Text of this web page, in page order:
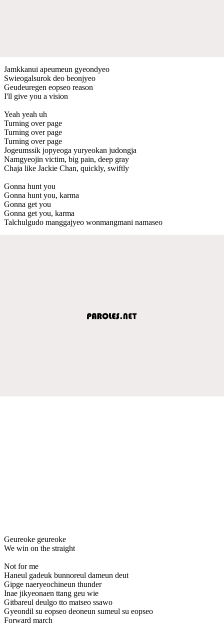
Jamkkanui apeumeun gyeondyeo
Swieogalsurok deo beonjyeo
Geudeuregen eopseo reason
I'll give you a vision
Yeah yeah uh
Turning over page
Turning over page
Turning over page
Jogeumssik jopyeoga yuryeokan judongja
Namgyeojin victim, big pain, deep gray
Chaja like Jackie Chan, quickly, swiftly
Gonna hunt you
Gonna hunt you, karma
Gonna get you
Gonna get you, karma
Talchulgudo manggajyeo wonmangmani namaseo
Geureoke geureoke
We win on the straight
Not for me
Haneul gadeuk bunnoreul dameun deut
Gipge naeryeochineun thunder
Inae jikyeonaen ttang geu wie
Gitbareul deulgo tto matseo ssawo
Gyeondil su eopseo deoneun sumeul su eopseo
Forward march